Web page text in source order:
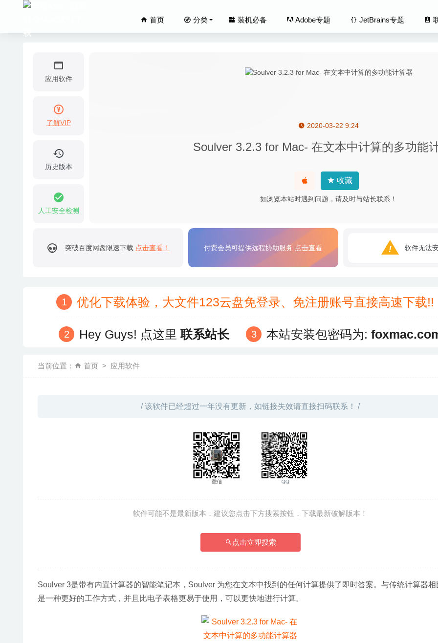
首页 分类 装机必备 Adobe专题 JetBrains专题
应用软件
了解VIP
历史版本
人工安全检测
2020-03-22 9:24
Soulver 3.2.3 for Mac- 在文本中计算的多功能
收藏
如浏览本站时遇到问题，请及时与站长联系！
突破百度网盘限速下载 点击查看！ 付费会员可提供远程协助服务 点击查看 软件无法
优化下载体验，大文件123云盘免登录、免注册账号直接高速下
Hey Guys! 点这里联系站长 本站安装包密码为:
当前位置： 首页 应用软件
/ 该软件已经超过一年没有更新，如链接失效请直接扫码联系！ /
软件可能不是最新版本，建议您点击下方搜索按钮，下载最新破解版本！
点击立即搜索
Soulver 3是带有内置计算器的智能笔记本，Soulver 为您在文本中找到的任何计算提供了即时答案。与传统计算器相
是一种更好的工作方式，并且比电子表格更易于使用，可以更快地进行计算。
iVI Video Converter 4.754 – 视频格式转换工具 2023-08-01
自动切换输入法 1.4.4 RL for Mac中文版-为应用分配不同的输入法
Clicker for YouTube 1.22 – macOS 上最好的YouTube播放器